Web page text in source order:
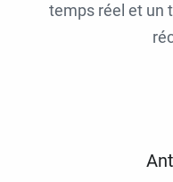
temps réel et un